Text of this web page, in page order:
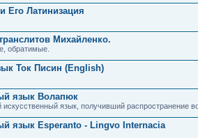
Его Латинизация
Михайленко.
обратимые.
Ток Писин (English)
язык Волапюк
язык, получивший распространение
язык Esperanto - Lingvo Internacia